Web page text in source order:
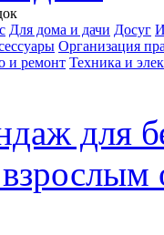
Для дома и дачи Досуг
Организация
и ремонт Техника и
для